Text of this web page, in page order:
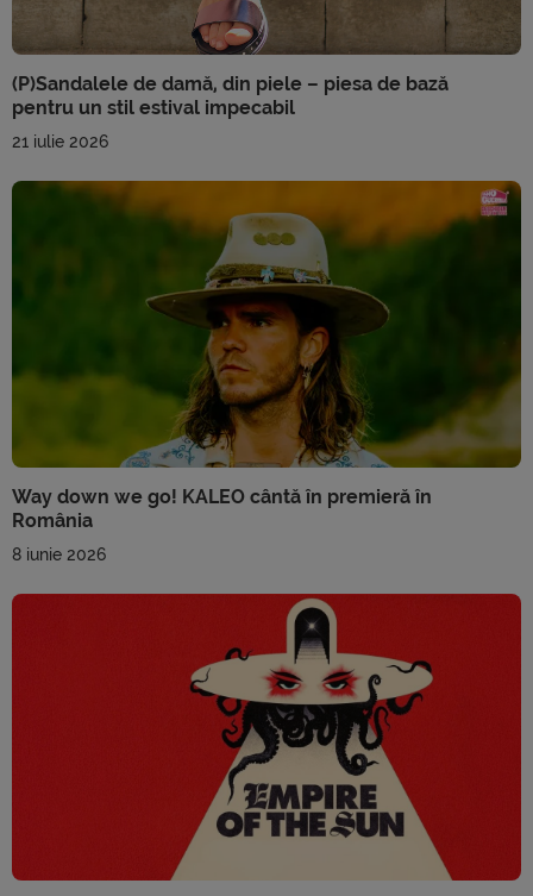
(P)Sandalele de damă, din piele – piesa de bază
pentru un stil estival impecabil
21 iulie 2026
Way down we go! KALEO cântă în premieră în
România
8 iunie 2026